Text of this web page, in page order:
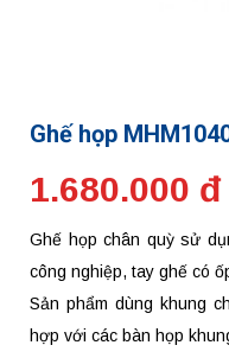
Ghế họp
1.680.000 đ
Ghế họp chân quỳ sử
công nghiệp, tay ghế có
Sản phẩm dùng khung
hợp với các bàn họp